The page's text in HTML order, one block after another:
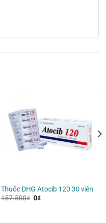
Thuốc DHG Atocib 120 30 viên
157.500₫ Giá
0₫Giá